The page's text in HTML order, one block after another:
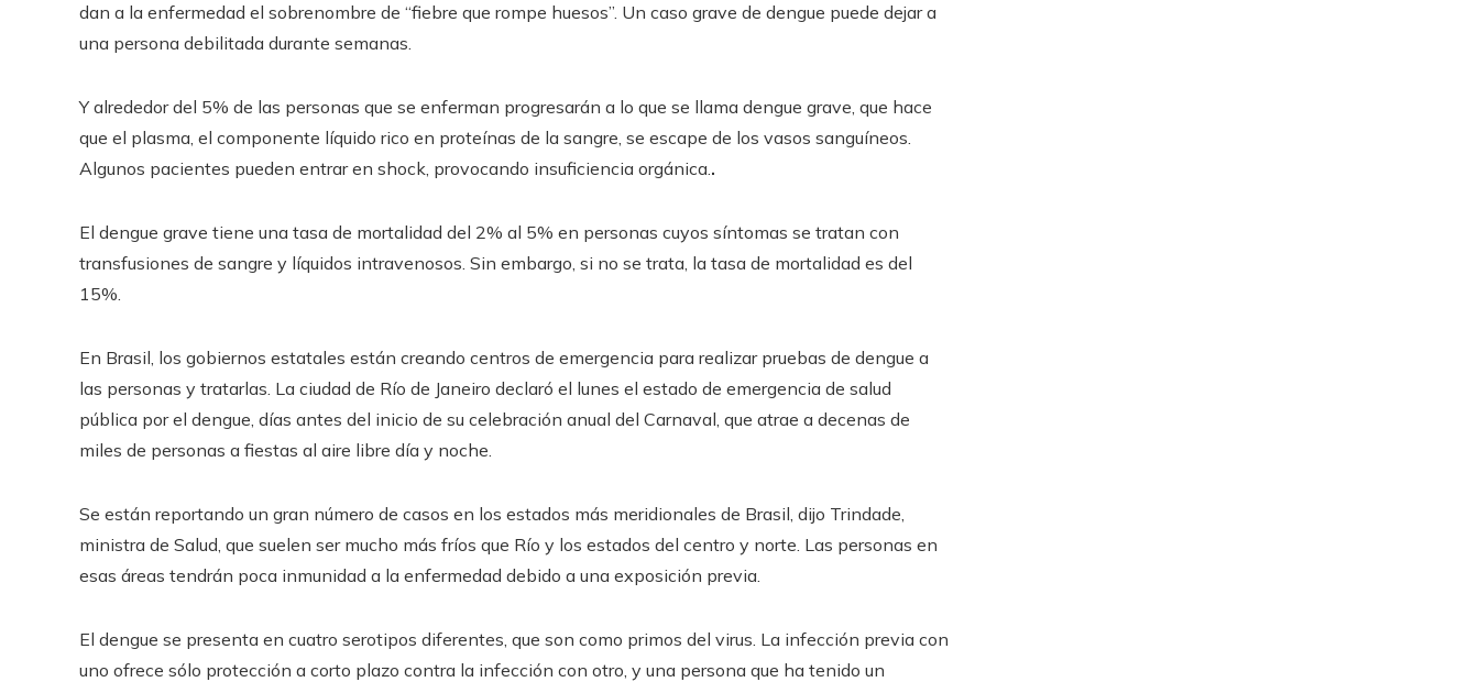
dan a la enfermedad el sobrenombre de “fiebre que rompe huesos”. Un caso grave de dengue puede dejar a
una persona debilitada durante semanas.
Y alrededor del 5% de las personas que se enferman progresarán a lo que se llama dengue grave, que hace
que el plasma, el componente líquido rico en proteínas de la sangre, se escape de los vasos sanguíneos.
Algunos pacientes pueden entrar en shock, provocando insuficiencia orgánica..
El dengue grave tiene una tasa de mortalidad del 2% al 5% en personas cuyos síntomas se tratan con
transfusiones de sangre y líquidos intravenosos. Sin embargo, si no se trata, la tasa de mortalidad es del
15%.
En Brasil, los gobiernos estatales están creando centros de emergencia para realizar pruebas de dengue a
las personas y tratarlas. La ciudad de Río de Janeiro declaró el lunes el estado de emergencia de salud
pública por el dengue, días antes del inicio de su celebración anual del Carnaval, que atrae a decenas de
miles de personas a fiestas al aire libre día y noche.
Se están reportando un gran número de casos en los estados más meridionales de Brasil, dijo Trindade,
ministra de Salud, que suelen ser mucho más fríos que Río y los estados del centro y norte. Las personas en
esas áreas tendrán poca inmunidad a la enfermedad debido a una exposición previa.
El dengue se presenta en cuatro serotipos diferentes, que son como primos del virus. La infección previa con
uno ofrece sólo protección a corto plazo contra la infección con otro, y una persona que ha tenido un